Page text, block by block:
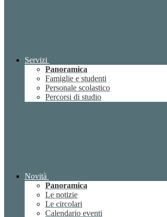
Servizi
Panoramica
Famiglie e studenti
Personale scolastico
Percorsi di studio
Novità
Panoramica
Le notizie
Le circolari
Calendario eventi